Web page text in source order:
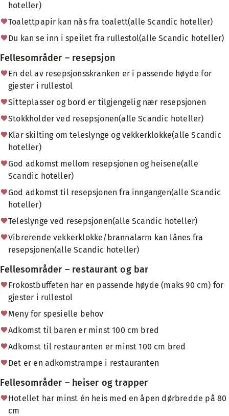
hoteller)
Toalettpapir kan nås fra toalett(alle Scandic hoteller)
Du kan se inn i speilet fra rullestol(alle Scandic hoteller)
Fellesområder – resepsjon
En del av resepsjonsskranken er i passende høyde for
gjester i rullestol
Sitteplasser og bord er tilgjengelig nær resepsjonen
Stokkholder ved resepsjonen(alle Scandic hoteller)
Klar skilting om teleslynge og vekkerklokke(alle Scandic
hoteller)
God adkomst mellom resepsjonen og heisene(alle
Scandic hoteller)
God adkomst til resepsjonen fra inngangen(alle Scandic
hoteller)
Teleslynge ved resepsjonen(alle Scandic hoteller)
Vibrerende vekkerklokke/brannalarm kan lånes fra
resepsjonen(alle Scandic hoteller)
Fellesområder – restaurant og bar
Frokostbuffeten har en passende høyde (maks 90 cm) for
gjester i rullestol
Meny for spesielle behov
Adkomst til baren er minst 100 cm bred
Adkomst til restauranten er minst 100 cm bred
Det er en adkomstrampe i restauranten
Fellesområder – heiser og trapper
Hotellet har minst én heis med en åpen dørbredde på 80
cm